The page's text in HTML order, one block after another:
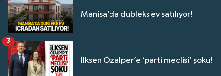
Manisa’da dubleks ev satılıyor!
İlksen Özalper’e ‘parti meclisi’ şoku!
3